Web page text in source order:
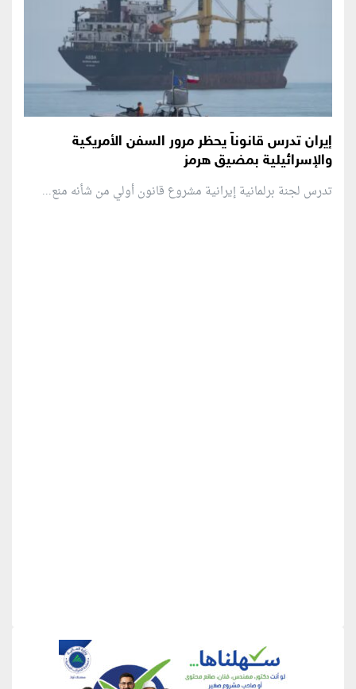
إيران تدرس قانوناً يحظر مرور السفن الأمريكية
والإسرائيلية بمضيق هرمز
تدرس لجنة برلمانية إيرانية مشروع قانون ⁠أولي من شأنه منع...
منطقة إعلانية